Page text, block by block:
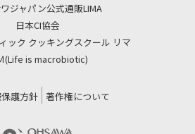
ジャパン公式通販LIMA
日本CI協会
ック クッキングスクール リマ
(Life is macrobiotic)
護方針 著作権について